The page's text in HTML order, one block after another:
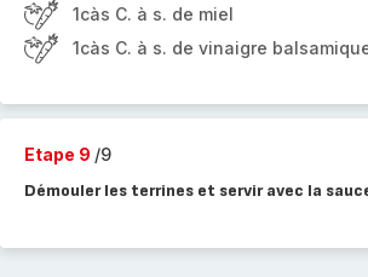
1càs C. à s. de miel
1càs C. à s. de vinaigre
Etape 9 /9
Démouler les terrines et servir avec la